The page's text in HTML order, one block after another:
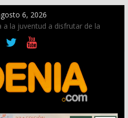
6, 2026
a la juventud a disfrutar de la
Dénia más de 50.000 imágenes
ambiente la calle Marqués de
Capitanía Cristiana
reunirá durante agosto a
en los Jardins de